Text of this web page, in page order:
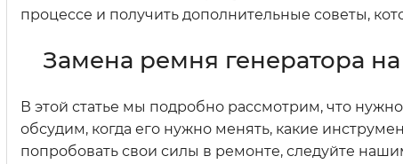
процессе и получить дополнительные советы,
Замена ремня генератора
В этой статье мы подробно рассмотрим, что
обсудим, когда его нужно менять, какие
попробовать свои силы в ремонте, следуйте